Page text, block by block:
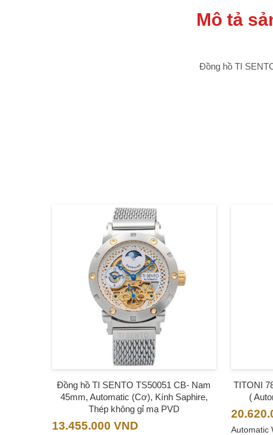
Mô tả
Đồng hồ TI
Đồng hồ TI SENTO TS50051 CB- Nam
45mm, Automatic (Cơ), Kính Saphire,
Thép không gỉ mạ PVD
13.455.000 VND
TITONI
(
Automatic